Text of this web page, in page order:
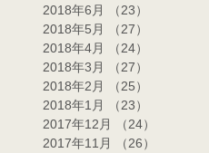
2018年6月
（23）
2018年5月
（27）
2018年4月
（24）
2018年3月
（27）
2018年2月
（25）
2018年1月
（23）
2017年12月
（24）
2017年11月
（26）